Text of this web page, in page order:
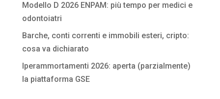
Modello D 2026 ENPAM: più tempo per medici e
odontoiatri
Barche, conti correnti e immobili esteri, cripto:
cosa va dichiarato
Iperammortamenti 2026: aperta (parzialmente)
la piattaforma GSE